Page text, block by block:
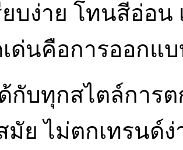
ยบง่าย โทนสีอ่อน
ด่นคือการออกแ
กับทุกสไตล์การ
ย ไม่ตกเทรนด์ง่